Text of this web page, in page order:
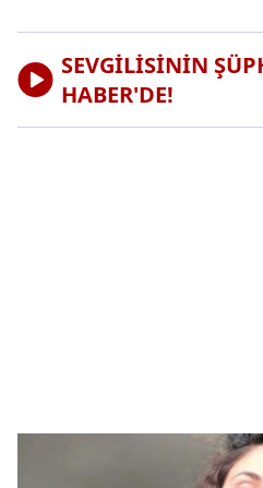
SEVGİLİSİNİN
HABER'DE!